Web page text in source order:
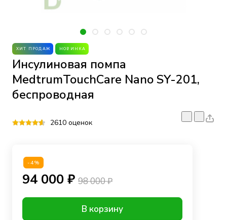
ХИТ ПРОДАЖ НОВИНКА
Инсулиновая помпа
MedtrumTouchCare Nano SY-201,
беспроводная
2610 оценок
-4%
94 000 ₽ 98 000 ₽
В корзину